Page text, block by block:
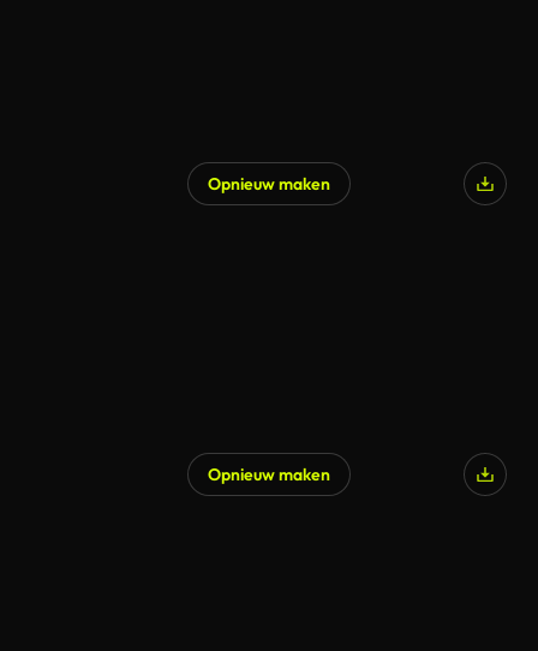
Opnieuw maken
Opnieuw maken